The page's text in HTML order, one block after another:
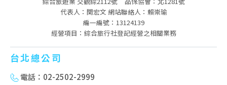
代表人：関宏文 網站聯絡人：賴崇瑜
編一編號：13124139
經營項目：綜合旅行社登記經營之相關業務
台北總公司
電話：02-2502-2999